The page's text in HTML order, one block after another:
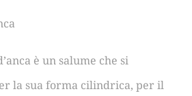
è unsalume che si
la sua forma cilindrica, per il